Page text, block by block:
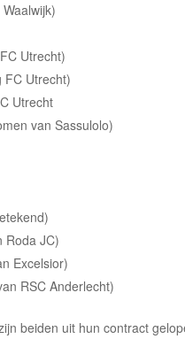
Utrecht)
FC Utrecht)
Utrecht
van Sassulolo)
Roda JC)
Excelsior)
RSC Anderlecht)
beiden uit hun contract